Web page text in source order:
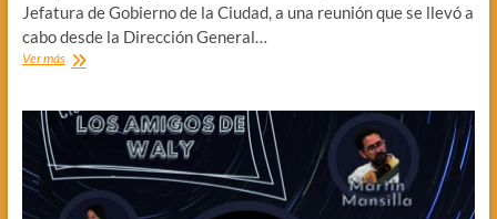
Jefatura de Gobierno de la Ciudad, a una reunión que se llevó a
cabo desde la Dirección General…
Ver másMASSIMINO,
SOBRE
GENERO